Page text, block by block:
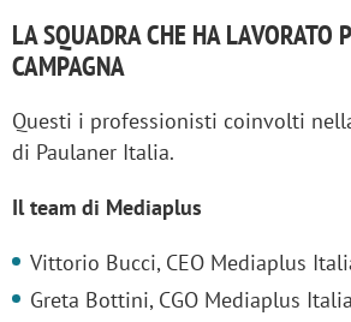
LA SQUADRA CHE HA LAVORATO
CAMPAGNA
Questi i professionisti coinvolti
di Paulaner Italia.
Il team di Mediaplus
Vittorio Bucci, CEO Mediaplus
Greta Bottini, CGO Mediaplus Italia